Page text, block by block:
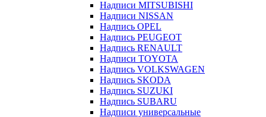
Надписи MITSUBISHI
Надписи NISSAN
Надпись OPEL
Надпись PEUGEOT
Надпись RENAULT
Надписи TOYOTA
Надпись VOLKSWAGEN
Надпись SKODA
Надпись SUZUKI
Надпись SUBARU
Надписи универсальные